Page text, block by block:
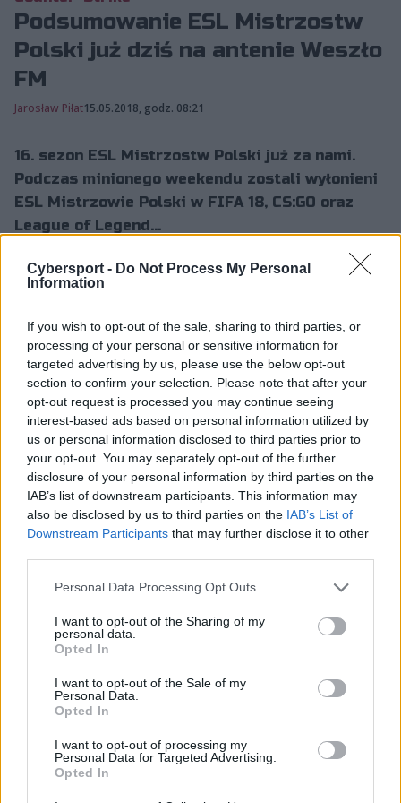
Cybersport - Do Not Process My Personal
Information
If you wish to opt-out of the sale, sharing to third parties, or
processing of your personal or sensitive information for
targeted advertising by us, please use the below opt-out
section to confirm your selection. Please note that after your
opt-out request is processed you may continue seeing
interest-based ads based on personal information utilized by
us or personal information disclosed to third parties prior to
your opt-out. You may separately opt-out of the further
disclosure of your personal information by third parties on the
IAB’s list of downstream participants. This information may
also be disclosed by us to third parties on the IAB’s List of
Downstream Participants that may further disclose it to other
Personal Data Processing Opt Outs
I want to opt-out of the Sharing of my
personal data.
Opted In
I want to opt-out of the Sale of my
Personal Data.
Opted In
I want to opt-out of processing my
Personal Data for Targeted Advertising.
Opted In
Podsumowanie ESL Mistrzostw
Polski już dziś na antenie Weszło
FM
Jarosław Piłat15.05.2018, godz. 08:21
16. sezon ESL Mistrzostw Polski już za nami.
Podczas minionego weekendu zostali wyłonieni
ESL Mistrzowie Polski w FIFA 18, CS:GO oraz
League of Legend...
16. sezon ESL Mistrzostw Polski już za nami. Podczas
Polski w FIFA 18, CS:GO oraz League of Legends.
Powojenny kurz w większości już opadł i teraz
przyszedł czas na podsumowanie najbardziej
prestiżowych polskich rozgrywek.
Takowe podsumowanie będziemy mogli usłyszeć już
dziś na antenie Weszło FM. O godzinie 17:00 rozpocznie
się kolejna odsłona audycji "Weszło w esport", której
prowadzącym jest Paweł Książek. Dzisiaj w specjalnej,
dwugodzinnej audycji będziemy mogli usłyszeć wiele
osób bezpośrednio związanych z minionymi finałami.
W studiu Weszło FM zagoszczą między innymi eksperci
League of Legends – Wojciech "Tabasko" Kruza i
Tomasz "TheFakeOne" Milaniuk, jak również redaktor
sekcji CS:GO w Cybersport.pl – Łukasz Twardowski.
Tomaszem "phr" Wójcikiem, Grzegorzem "SZPERO"
Dziamałkiem oraz Adrianem Kostrzębskim.
Jutro (15.05) w "Weszło w esport" przez 2
godziny porozmawiamy o ESL Mistrzostwach
Polski. W studiu pojawią się: